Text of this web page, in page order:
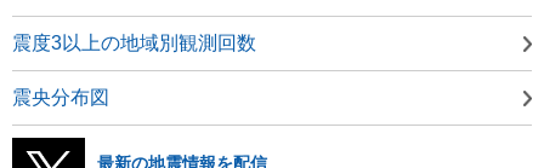
震度3以上の地域別観測回数
震央分布図
最新の地震情報を配信